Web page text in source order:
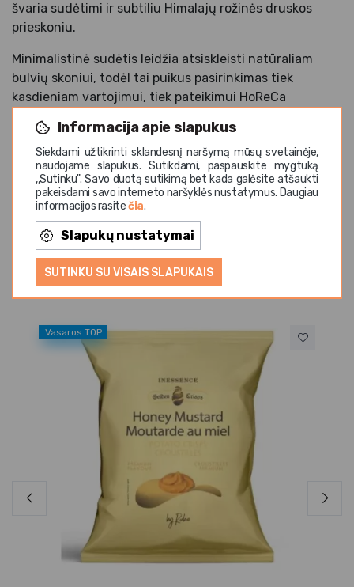
Informacija apie slapukus
Siekdami užtikrinti sklandesnį naršymą mūsų svetainėje,
naudojame slapukus. Sutikdami, paspauskite mygtuką
,,Sutinku". Savo duotą sutikimą bet kada galėsite atšaukti
pakeisdami savo interneto naršyklės nustatymus. Daugiau
informacijos rasitečia.
Slapukų nustatymai
SUTINKU SU VISAIS SLAPUKAIS
švaria sudėtimi ir subtiliu Himalajų rožinės druskos
prieskoniu.
Minimalistinė sudėtis leidžia atsiskleisti natūraliam
bulvių skoniui, todėl tai puikus pasirinkimas tiek
kasdieniam vartojimui, tiek pateikimui HoReCa
pakuotė tinkama dalinimuisi arba patiekimui klientams.
Panašios prekės
Vasaros TOP